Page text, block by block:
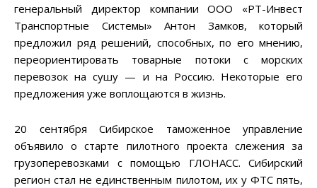
генеральный директор компании ООО «РТ-Инвест
Транспортные Системы» Антон Замков, который
предложил ряд решений, способных, по его мнению,
переориентировать товарные потоки с морских
перевозок на сушу — и на Россию. Некоторые его
предложения уже воплощаются в жизнь.
20 сентября Сибирское таможенное управление
объявило о старте пилотного проекта слежения за
грузоперевозками с помощью ГЛОНАСС. Сибирский
регион стал не единственным пилотом, их у ФТС пять,